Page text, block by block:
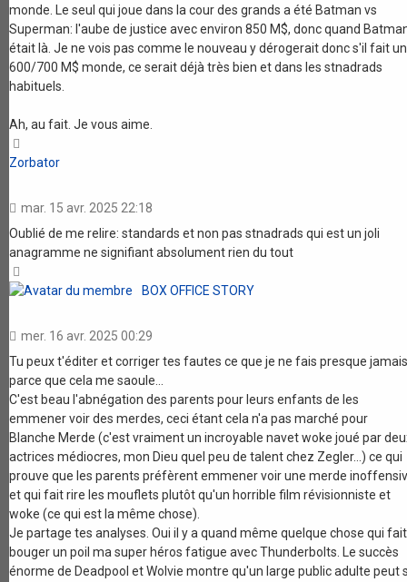
monde. Le seul qui joue dans la cour des grands a été Batman vs
Superman: l'aube de justice avec environ 850 M$, donc quand
était là. Je ne vois pas comme le nouveau y dérogerait donc s'il fait un
600/700 M$ monde, ce serait déjà très bien et dans les stnadrads
habituels.
Ah, au fait. Je vous aime.
Zorbator
mar. 15 avr. 2025 22:18
Oublié de me relire: standards et non pas stnadrads qui est un joli
anagramme ne signifiant absolument rien du tout
BOX OFFICE STORY
mer. 16 avr. 2025 00:29
Tu peux t'éditer et corriger tes fautes ce que je ne fais presque jamais
parce que cela me saoule...
C'est beau l'abnégation des parents pour leurs enfants de les
emmener voir des merdes, ceci étant cela n'a pas marché pour
Blanche Merde (c'est vraiment un incroyable navet woke joué par
actrices médiocres, mon Dieu quel peu de talent chez Zegler...) ce qui
prouve que les parents préfèrent emmener voir une merde
et qui fait rire les mouflets plutôt qu'un horrible film révisionniste et
woke (ce qui est la même chose).
Je partage tes analyses. Oui il y a quand même quelque chose qui fait
bouger un poil ma super héros fatigue avec Thunderbolts. Le succès
énorme de Deadpool et Wolvie montre qu'un large public adulte peut